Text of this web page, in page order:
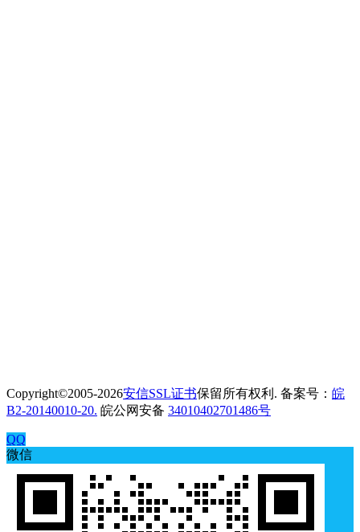
Copyright©2005-2026安信SSL证书保留所有权利. 备案号： 皖
B2-20140010-20. 皖公网安备 34010402701486号
QQ
微信